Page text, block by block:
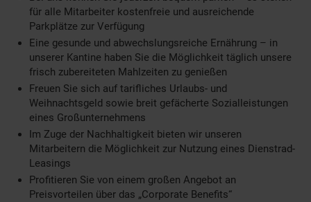
für alle Mitarbeiter kostenfreie und ausreichende
Parkplätze zur Verfügung
Eine gesunde und abwechslungsreiche Ernährung – in
unserer Kantine haben Sie die Möglichkeit täglich unsere
frisch zubereiteten Mahlzeiten zu genießen
Freuen Sie sich auf tarifliches Urlaubs- und
Weihnachtsgeld sowie breit gefächerte Sozialleistungen
eines Großunternehmens
Im Zuge der Nachhaltigkeit bieten wir unseren
Mitarbeitern die Möglichkeit zur Nutzung eines Dienstrad-
Leasings
Profitieren Sie von einem großen Angebot an
Preisvorteilen über das „Corporate Benefits“